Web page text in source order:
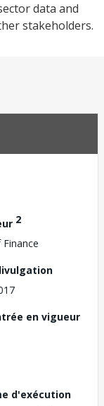
data and
stakeholders.
2
en vigueur
d'exécution